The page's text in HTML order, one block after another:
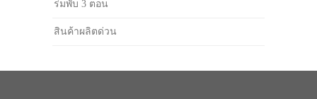
ร่มพับ 3 ตอน
สินค้าผลิตด่วน